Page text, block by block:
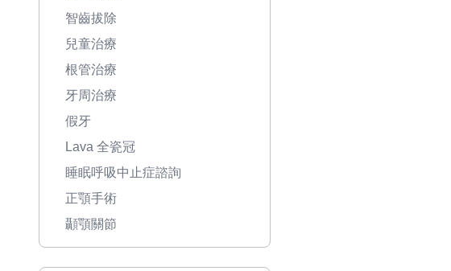
智齒拔除
兒童治療
根管治療
牙周治療
假牙
Lava 全瓷冠
睡眠呼吸中止症諮詢
正顎手術
顳顎關節